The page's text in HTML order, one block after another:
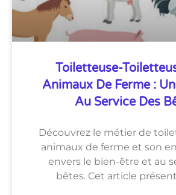
Toiletteuse-
Animaux De Ferme :
Au Service Des
Découvrez le métier de
animaux de ferme et son
envers le bien-être et au
bêtes. Cet article